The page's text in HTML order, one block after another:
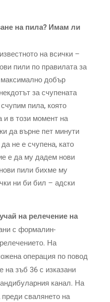
на пила? Имам ли
на всички –
пили по правилата за
максимално добър
за счупената
пила, която
и в този момент на
да върне пет минути
не е счупена, като
е да му дадем нови
пили бихме му
ни би бил – адски
на релечение на
с формалин-
На
операция по повод
на зъб 36 с изказани
канал. На
свалянето на